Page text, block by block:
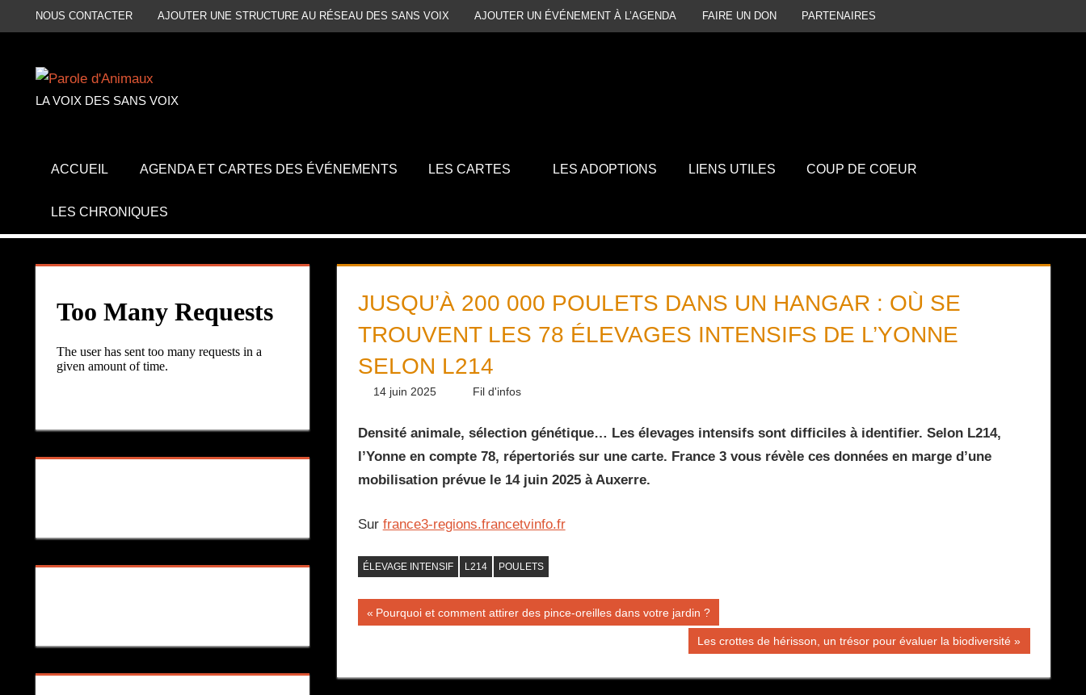
au
NOUS CONTACTER AJOUTER UNE STRUCTURE AU RÉSEAU DES SANS VOIX AJOUTER UN ÉVÉNEMENT À L’AGENDA FAIRE UN DON PARTENAIRES
LA VOIX DES SANS VOIX
ACCUEIL AGENDA ET CARTES DES ÉVÉNEMENTS LES CARTES LES ADOPTIONS LIENS UTILES COUP DE COEUR
LES CHRONIQUES
JUSQU’À 200 000 POULETS DANS UN HANGAR : OÙ SE
TROUVENT LES 78 ÉLEVAGES INTENSIFS DE L’YONNE
SELON L214
14 juin 2025 Daniel
Fil d'infos
Densité animale, sélection génétique… Les élevages intensifs sont difficiles à identifier. Selon L214,
l’Yonne en compte 78, répertoriés sur une carte. France 3 vous révèle ces données en marge d’une
mobilisation prévue le 14 juin 2025 à Auxerre.
Sur france3-regions.francetvinfo.fr
ÉLEVAGE INTENSIF L214 POULETS
Navigation
l’article
Publication
Pourquoi et comment attirer des pince-oreilles dans votre jardin ?
Publication
Les crottes de hérisson, un trésor pour évaluer la biodiversité